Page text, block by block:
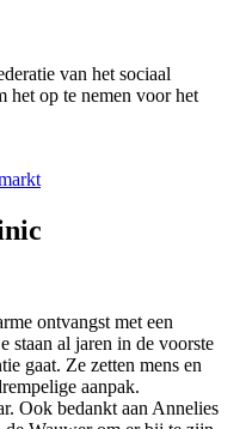
van het sociaal
het op te nemen voor het
ontvangst met een
staan al jaren in de voorste
gaat. Ze zetten mens en
aanpak.
Ook bedankt aan Annelies